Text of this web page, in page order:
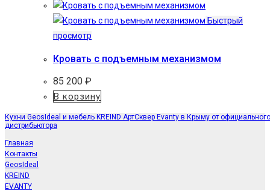
Быстрый
просмотр
Кровать с подъемным механизмом
85 200 ₽
В корзину
Кухни GeosIdeal и мебель KREIND АртСквер Evanty в Крыму от официального
дистрибьютора
Главная
Контакты
GeosIdeal
KREIND
EVANTY